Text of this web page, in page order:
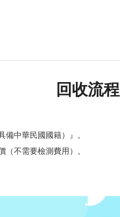
回收流程
中華民國國籍）』。
不需要檢測費用）。